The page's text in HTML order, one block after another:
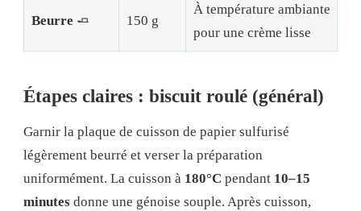
Beurre 🧈 150 g
À température ambiante
pour une crème lisse
Étapes claires : biscuit roulé (général)
Garnir la plaque de cuisson de papier sulfurisé
légèrement beurré et verser la préparation
uniformément. La cuisson à 180°C pendant 10–15
minutes donne une génoise souple. Après cuisson,